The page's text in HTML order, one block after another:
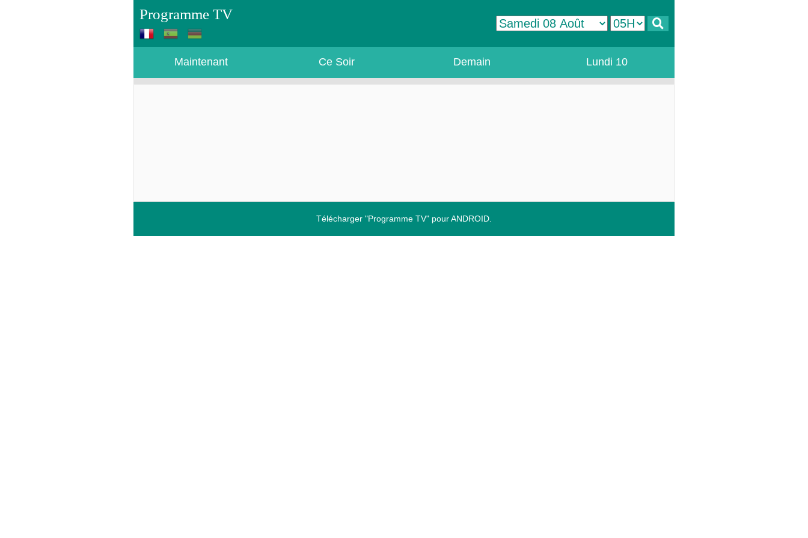
Programme TV
Maintenant Ce Soir Demain Lundi 10
Télécharger "Programme TV" pour ANDROID.